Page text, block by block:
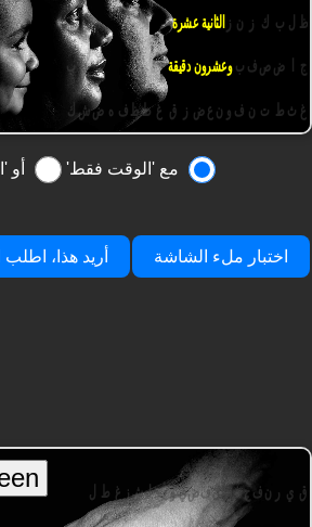
مع 'الوقت فقط' أو
اختبار ملء الشاشة أريد هذا، اطلب